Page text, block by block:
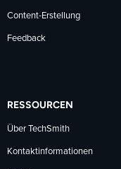
Content-Erstellung
Feedback
RESSOURCEN
Über TechSmith
Kontaktinformationen